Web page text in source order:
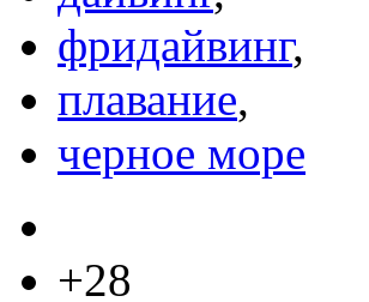
фридайвинг,
плавание,
черное море
+28